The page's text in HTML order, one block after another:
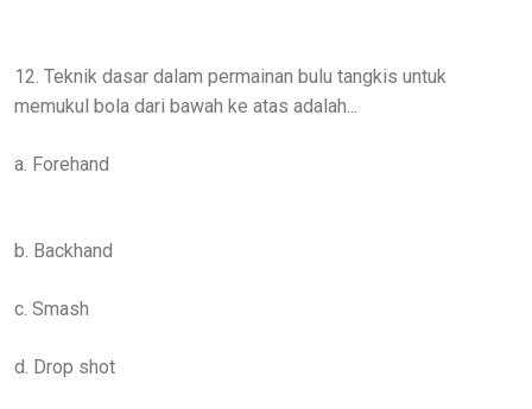
12. Teknik dasar dalam permainan bulu tangkis untuk
memukul bola dari bawah ke atas adalah...
a. Forehand
b. Backhand
c. Smash
d. Drop shot